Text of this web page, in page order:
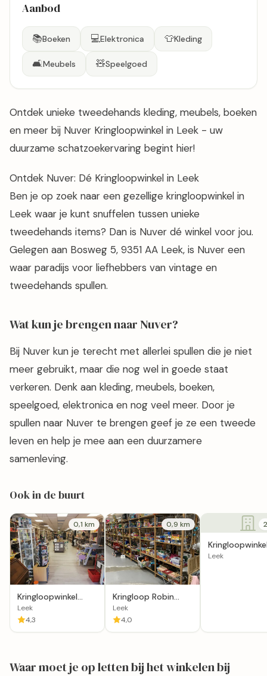
Aanbod
📚Boeken 💻Elektronica 👕Kleding
🛋️Meubels 🧸Speelgoed
Ontdek unieke tweedehands kleding, meubels, boeken
en meer bij Nuver Kringloopwinkel in Leek - uw
duurzame schatzoekervaring begint hier!
Ontdek Nuver: Dé Kringloopwinkel in Leek
Ben je op zoek naar een gezellige kringloopwinkel in
Leek waar je kunt snuffelen tussen unieke
tweedehands items? Dan is Nuver dé winkel voor jou.
Gelegen aan Bosweg 5, 9351 AA Leek, is Nuver een
waar paradijs voor liefhebbers van vintage en
tweedehands spullen.
Wat kun je brengen naar Nuver?
Bij Nuver kun je terecht met allerlei spullen die je niet
meer gebruikt, maar die nog wel in goede staat
verkeren. Denk aan kleding, meubels, boeken,
speelgoed, elektronica en nog veel meer. Door je
spullen naar Nuver te brengen geef je ze een tweede
leven en help je mee aan een duurzamere
samenleving.
Ook in de buurt
0,1 km
Kringloopwinkel
Jouw Snuffelkast in
Leek
Leek
4,3
0,9 km
Kringloop Robin
hood noord in Leek
Leek
4,0
loods 13 in
Leek
Waar moet je op letten bij het winkelen bij